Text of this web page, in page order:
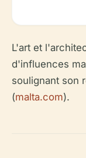
L'art et
d'influences
soulignant son
(malta.com).